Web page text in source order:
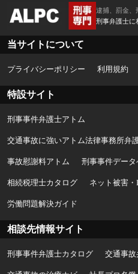
逮捕、罰金、
刑事弁護士に
当サイトについて
プライバシーポリシー 利用規約
特設サイト
刑事事件弁護士アトム
交通事故に強いアトム法律事務所弁
事故慰謝料アトム 刑事事件データ
相続税理士カタログ ネット被害
労働問題解決ガイド
相談先情報サイト
刑事事件弁護士カタログ 交通事